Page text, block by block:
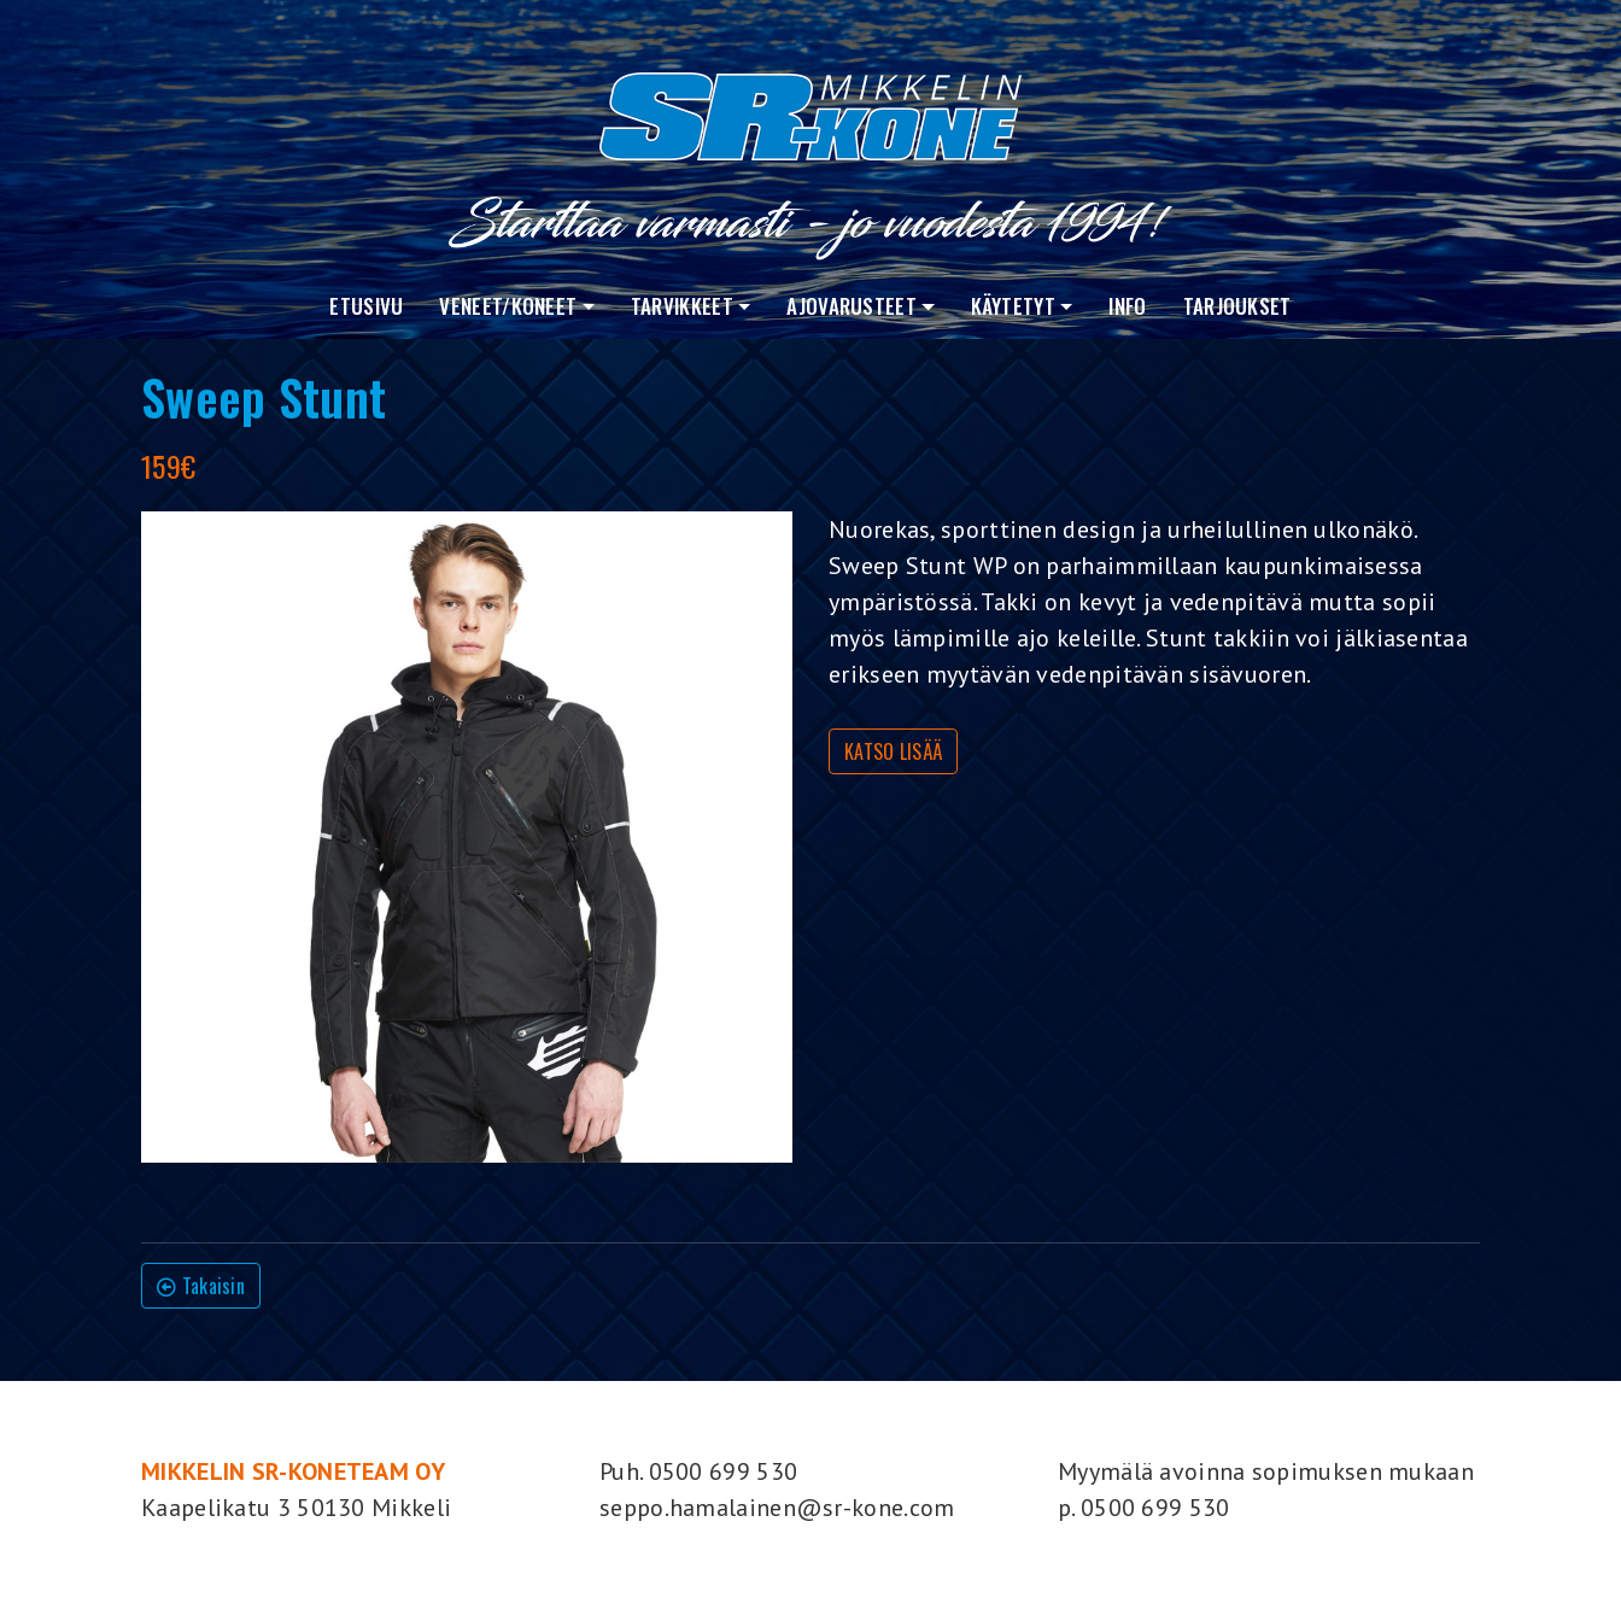
to
content
ETUSIVU VENEET/KONEET TARVIKKEET AJOVARUSTEET KÄYTETYT INFO TARJOUKSET
Sweep Stunt
159€
Nuorekas, sporttinen design ja urheilullinen ulkonäkö.
Sweep Stunt WP on parhaimmillaan kaupunkimaisessa
ympäristössä. Takki on kevyt ja vedenpitävä mutta sopii
myös lämpimille ajo keleille. Stunt takkiin voi jälkiasentaa
erikseen myytävän vedenpitävän sisävuoren.
KATSO LISÄÄ
Takaisin
MIKKELIN SR-KONETEAM OY
Kaapelikatu 3 50130 Mikkeli
Puh. 0500 699 530
seppo.hamalainen@sr-kone.com
Myymälä avoinna sopimuksen mukaan
p. 0500 699 530